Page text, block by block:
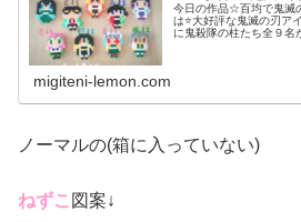
今日の作品☆百均で鬼滅
は⭐大好評な鬼滅の刃ア
に鬼殺隊の柱たち全９
migiteni-lemon.com
ノーマルの(箱に入っていない)
ねずこ 図案↓